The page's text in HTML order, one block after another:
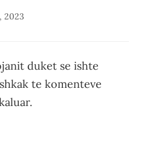
2023
duket se ishte
te komenteve